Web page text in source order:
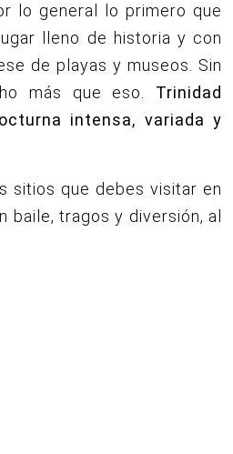
lo general lo primero que
lleno de historia y con
de playas y museos. Sin
más que eso. Trinidad
intensa, variada y
sitios que debes visitar en
baile, tragos y diversión, al